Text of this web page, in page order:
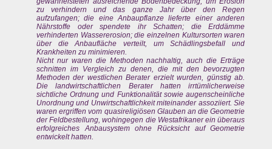
zu verhindern und das ganze Jahr über den Regen
aufzufangen; die eine Anbaupflanze lieferte einer anderen
Nährstoffe oder spendete ihr Schatten; die Erddämme
verhinderten Wassererosion; die einzelnen Kultursorten waren
über die Anbaufläche verteilt, um Schädlingsbefall und
Krankheiten zu minimieren.
Nicht nur waren die Methoden nachhaltig, auch die Erträge
schnitten im Vergleich zu denen, die mit den bevorzugten
Methoden der westlichen Berater erzielt wurden, günstig ab.
Die landwirtschaftlichen Berater hatten irrtümlicherweise
sichtliche Ordnung und Funktionalität sowie augenscheinliche
Unordnung und Unwirtschaftlichkeit miteinander assoziiert. Sie
waren ergriffen vom quasireligiösen Glauben an die Geometrie
der Feldbestellung, wohingegen die Westafrikaner ein überaus
erfolgreiches Anbausystem ohne Rücksicht auf Geometrie
entwickelt hatten.